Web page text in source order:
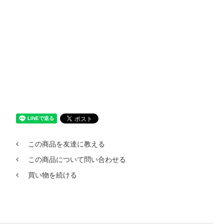
この商品を友達に教える
この商品について問い合わせる
買い物を続ける